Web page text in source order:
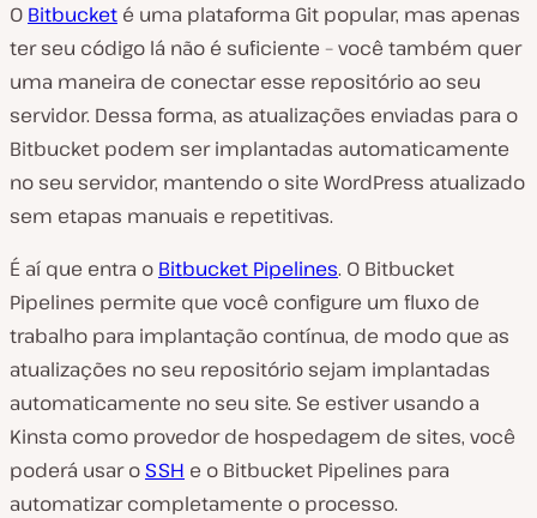
O Bitbucket é uma plataforma Git popular, mas apenas
ter seu código lá não é suficiente – você também quer
uma maneira de conectar esse repositório ao seu
servidor. Dessa forma, as atualizações enviadas para o
Bitbucket podem ser implantadas automaticamente
no seu servidor, mantendo o site WordPress atualizado
sem etapas manuais e repetitivas.
É aí que entra o Bitbucket Pipelines. O Bitbucket
Pipelines permite que você configure um fluxo de
trabalho para implantação contínua, de modo que as
atualizações no seu repositório sejam implantadas
automaticamente no seu site. Se estiver usando a
Kinsta como provedor de hospedagem de sites, você
poderá usar o SSH e o Bitbucket Pipelines para
automatizar completamente o processo.